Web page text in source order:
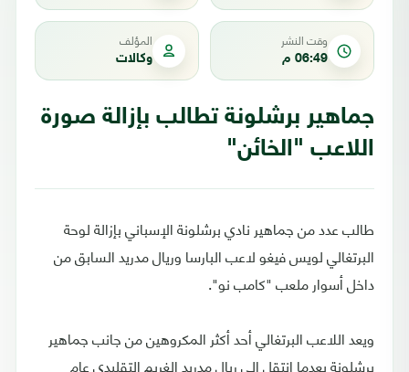
وقت النشر
06:49 م
المؤلف
وكالات
جماهير برشلونة تطالب بإزالة صورة
اللاعب "الخائن"
طالب عدد من جماهير نادي برشلونة الإسباني بإزالة لوحة
البرتغالي لويس فيغو لاعب البارسا وريال مدريد السابق من
داخل أسوار ملعب "كامب نو".
ويعد اللاعب البرتغالي أحد أكثر المكروهين من جانب جماهير
برشلونة بعدما انتقل إلى ريال مدريد الغريم التقليدي عام